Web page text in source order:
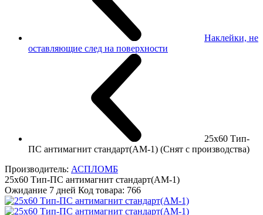
Наклейки, не
оставляющие след на поверхности
25х60 Тип-
ПС антимагнит стандарт(АМ-1) (Снят с производства)
Производитель: АСПЛОМБ
25х60 Тип-ПС антимагнит стандарт(АМ-1)
Ожидание 7 дней Код товара: 766